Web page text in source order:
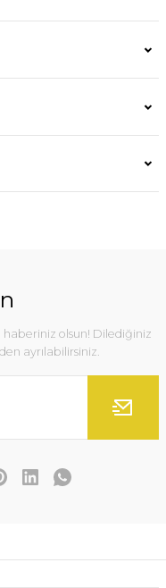
haberiniz olsun! Dilediğiniz
ayrılabilirsiniz.